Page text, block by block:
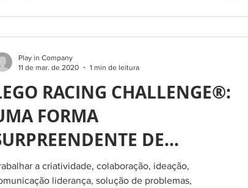
RACING CHALLENGE®:
FORMA
DE
a criatividade, colaboração, ideação,
liderança, solução de problemas,
Play in Company
11 de mar. de 2020
1 min de leitura